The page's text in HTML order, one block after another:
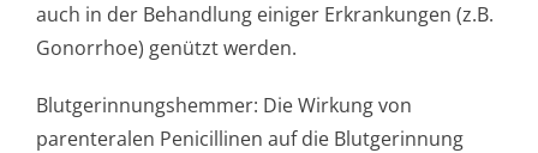
auch in der Behandlung einiger Erkrankungen (z.B.
Gonorrhoe) genützt werden.
Blutgerinnungshem­mer: Die Wirkung von
parenteralen Penicillinen auf die Blutgerinnung